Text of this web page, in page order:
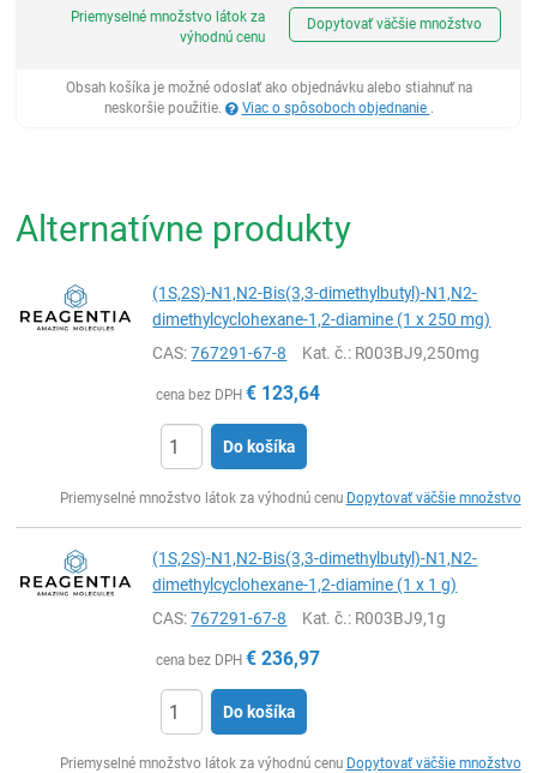
Priemyselné množstvo látok za
výhodnú cenu
Dopytovať väčšie množstvo
Obsah košíka je možné odoslať ako objednávku alebo stiahnuť na
neskoršie použitie.
Viac o spôsoboch objednanie .
Alternatívne produkty
(1S,2S)-N1,N2-Bis(3,3-dimethylbutyl)-N1,N2-
dimethylcyclohexane-1,2-diamine (1 x 250 mg)
CAS:767291-67-8 Kat. č.: R003BJ9,250mg
cena bez DPH € 123,64
Do košíka
Priemyselné množstvo látok za výhodnú cenu Dopytovať väčšie množstvo
(1S,2S)-N1,N2-Bis(3,3-dimethylbutyl)-N1,N2-
dimethylcyclohexane-1,2-diamine (1 x 1 g)
CAS:767291-67-8 Kat. č.: R003BJ9,1g
cena bez DPH € 236,97
Do košíka
Priemyselné množstvo látok za výhodnú cenu Dopytovať väčšie množstvo